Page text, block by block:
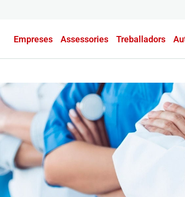
Empreses Assessories Treballadors